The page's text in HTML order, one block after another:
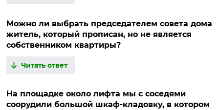
Можно ли выбрать председателем совета дома
житель, который прописан, но не является
собственником квартиры?
Читать ответ
На площадке около лифта мы с соседями
соорудили большой шкаф-кладовку, в котором